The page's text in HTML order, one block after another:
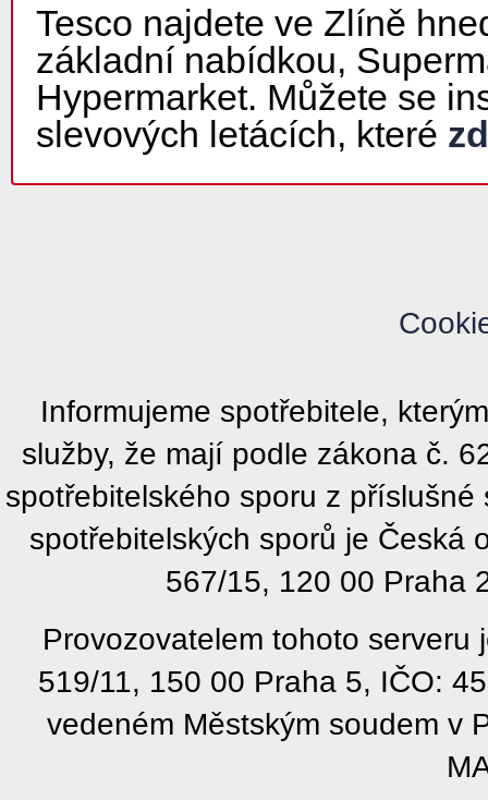
Tesco najdete ve Zlíně
základní nabídkou,
Hypermarket. Můžete se
slevových letácích, které
Informujeme spotřebitele,
služby, že mají podle zákona č.
spotřebitelského sporu z
spotřebitelských sporů je Česká
567/15, 120 00 Praha
Provozovatelem tohoto
519/11, 150 00 Praha 5, IČO:
vedeném Městským soudem v